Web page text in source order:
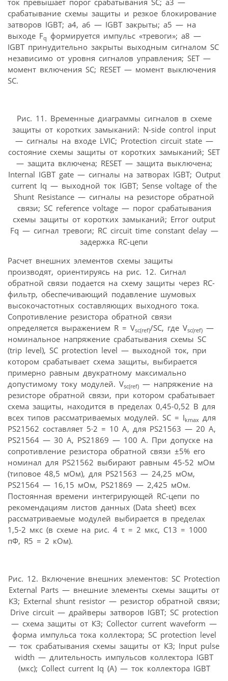
срабатывание схемы защиты и резкое блокирование
затворов IGBT; а4, а6 — IGBT закрыты; а5 — на
выходе Fq формируется импульс «тревоги»; а8 —
IGBT принудительно закрыты выходным сигналом SC
независимо от уровня сигналов управления; SET —
момент включения SC; RESET — момент выключения
SC.
Рис. 11. Временные диаграммы сигналов в схеме
защиты от коротких замыканий: N-side control input
— сигналы на входе LVIC; Protection circuit state —
состояние схемы защиты от коротких замыканий; SET
— защита включена; RESET — защита выключена;
Internal IGBT gate — сигналы на затворах IGBT; Output
current Iq — выходной ток IGBT; Sense voltage of the
Shunt Resistance — сигналы на резисторе обратной
связи; SC reference voltage — порог срабатывания
схемы защиты от коротких замыканий; Error output
Fq — сигнал тревоги; RC circuit time constant delay —
задержка RC-цепи
Расчет внешних элементов схемы защиты
производят, ориентируясь на рис. 12. Сигнал
обратной связи подается на схему защиты через RC-
фильтр, обеспечивающий подавление шумовых
высокочастотных составляющих выходного тока.
Сопротивление резистора обратной связи
определяется выражением R = Vsc(ref)/SC, где Vsc(ref) —
номинальное напряжение срабатывания схемы SC
(trip level), SC protection level — выходной ток, при
котором срабатывает схема защиты, выбирается
примерно равным двукратному максимально
допустимому току модулей. Vsc(ref) — напряжение на
резисторе обратной связи, при котором срабатывает
схема защиты, находится в пределах 0,45-0,52 В для
всех типов рассматриваемых модулей. SC = Ikmax для
PS21562 составляет 5·2 = 10 А, для PS21563 — 20 A,
PS21564 — 30 A, PS21869 — 100 A. При допуске на
сопротивление резистора обратной связи ±5% его
номинал для PS21562 выбирают равным 45-52 мОм
(типовое 48,5 мОм), для PS21563 — 24,25 мОм,
PS21564 — 16,15 мОм, PS21869 — 2,425 мОм.
Постоянная времени интегрирующей RC-цепи по
рекомендациям листов данных (Data sheet) всех
рассматриваемые модулей выбирается в пределах
1,5-2 мкс (в схеме на рис. 4 τ = 2 мкс, С13 = 1000
пФ, R5 = 2 кОм).
Рис. 12. Включение внешних элементов: SC Protection
External Parts — внешние элементы схемы защиты от
КЗ; External shunt resistor — резистор обратной связи;
Drive circuit — драйверы затворов IGBT; SC protection
— схема защиты от КЗ; Collector current waveform —
форма импульса тока коллектора; SC protection level
— ток срабатывания схемы защиты от КЗ; Input pulse
width — длительность импульсов коллектора IGBT
(мкс); Collect current Iq (A) — ток коллектора IGBT